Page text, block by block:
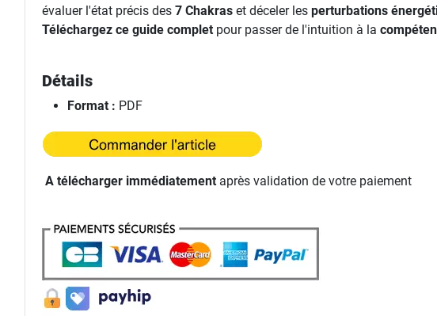
évaluer l'état précis des7 Chakras et déceler lesperturbations
Téléchargez ce guide complet pour passer de l'intuition à la
Détails
Format : PDF
A télécharger immédiatement après validation de votre paiement